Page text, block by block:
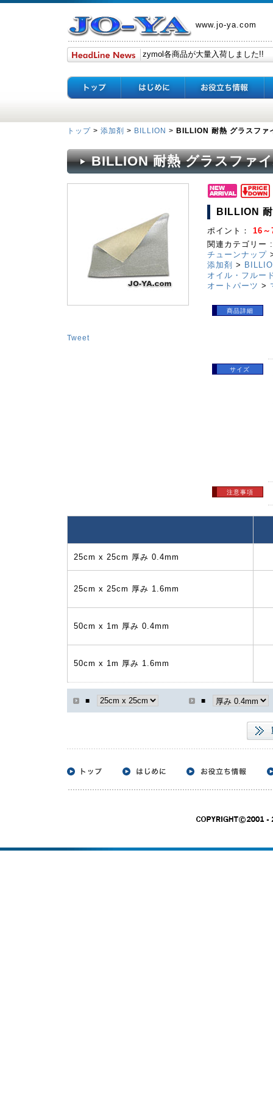
www.jo-ya.com
トップ > 添加剤 > BILLION > BILLION 耐熱 グラスファ
BILLION 耐熱 グラスファ
Tweet
BILLION
ポイント： 16
関連カテゴリー :
チューンナップ
添加剤 >
オイル・フルー
オートパーツ >
商品詳細
サイズ
注意事項
25cm x 25cm 厚み 0.4mm
25cm x 25cm 厚み 1.6mm
50cm x 1m 厚み 0.4mm
50cm x 1m 厚み 1.6mm
■ ■